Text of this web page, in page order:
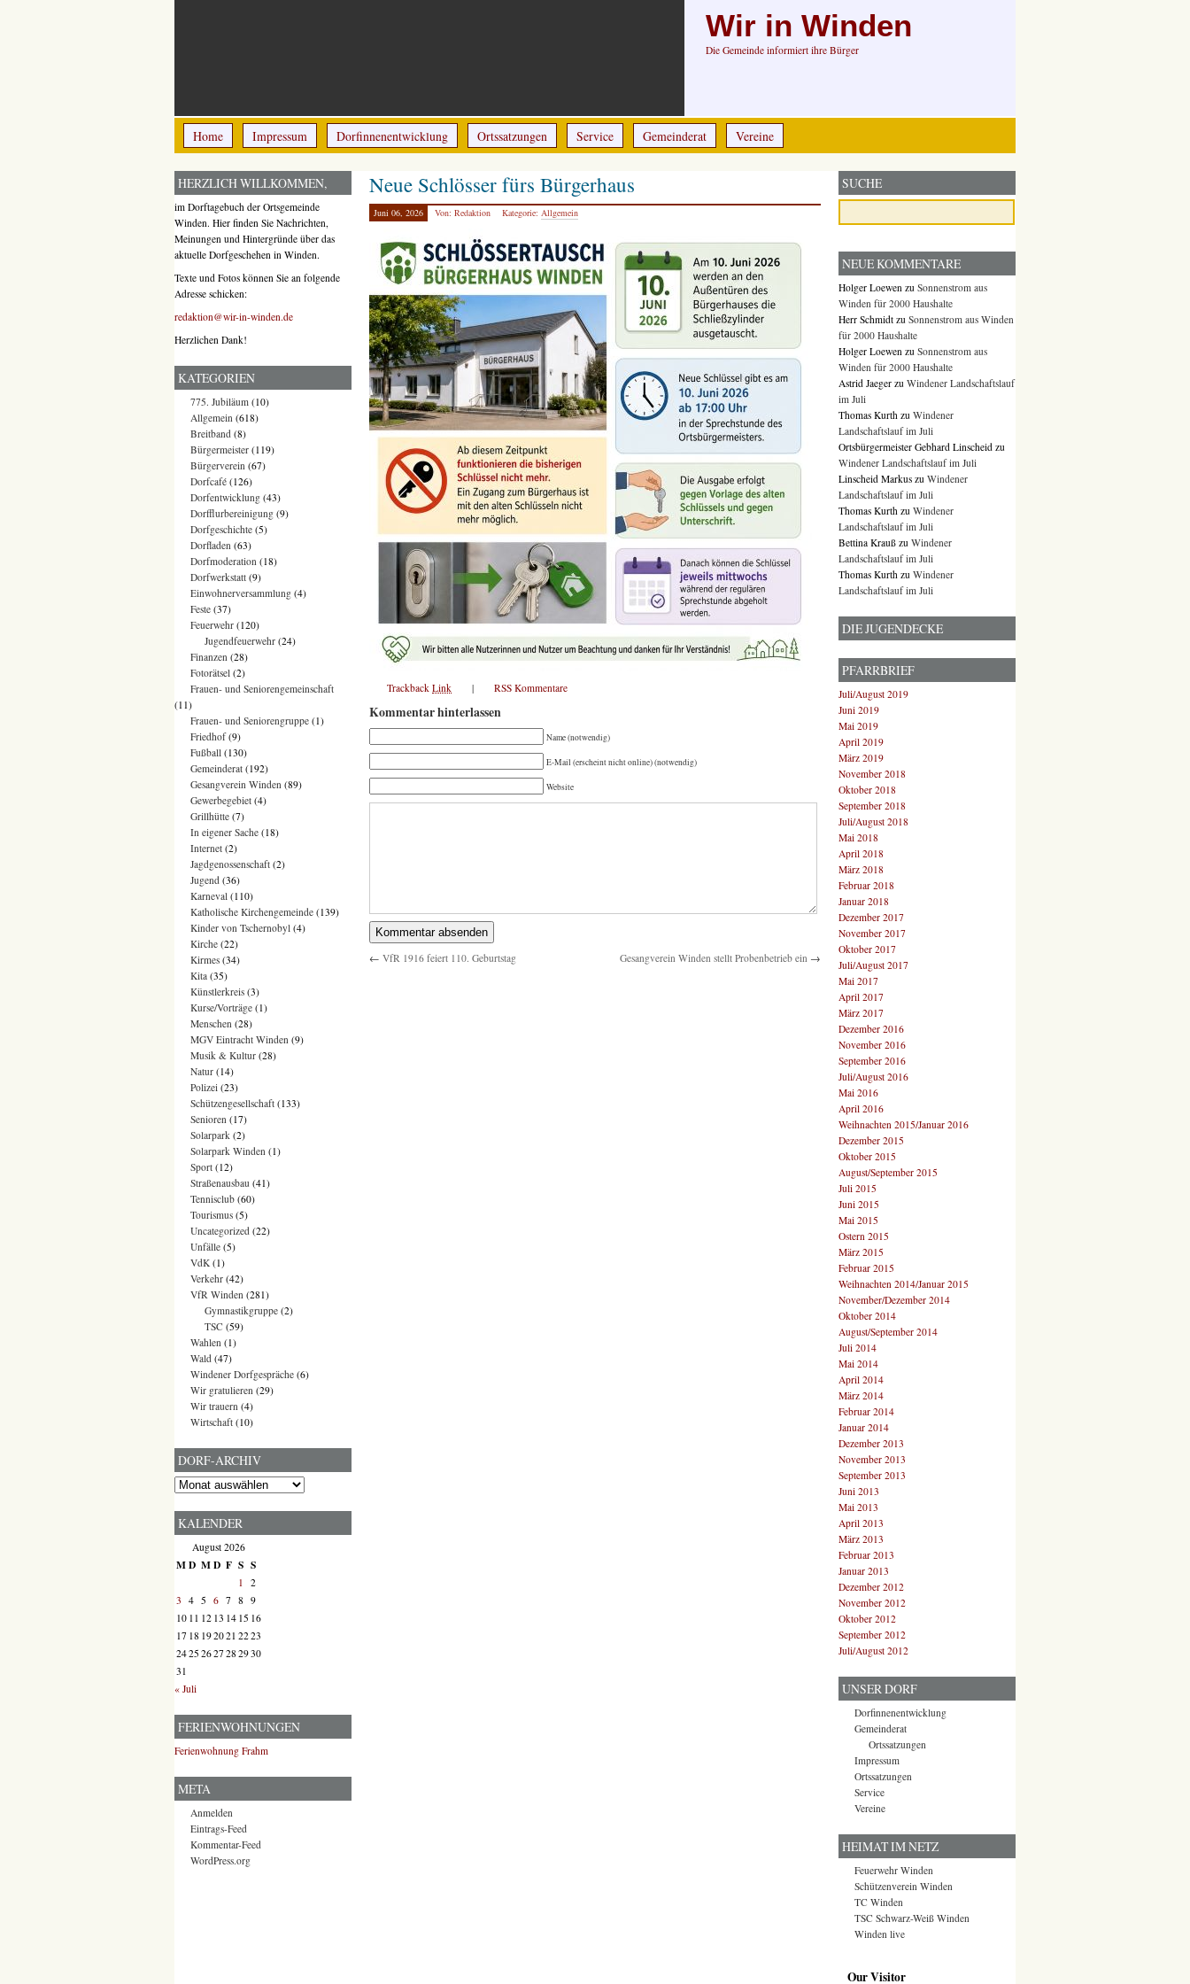
Wir in Winden
Die Gemeinde informiert ihre Bürger
Home Impressum Dorfinnenentwicklung Ortssatzungen Service Gemeinderat Vereine
Neue Schlösser fürs Bürgerhaus
Juni 06, 2026 Von: Redaktion Kategorie: Allgemein
Trackback Link | RSS Kommentare
Kommentar hinterlassen
Name (notwendig)
E-Mail (erscheint nicht online) (notwendig)
Website
← VfR 1916 feiert 110. Geburtstag Gesangverein Winden stellt Probenbetrieb ein →
HERZLICH WILLKOMMEN,
im Dorftagebuch der Ortsgemeinde
Winden. Hier finden Sie Nachrichten,
Meinungen und Hintergründe über das
aktuelle Dorfgeschehen in Winden.
Texte und Fotos können Sie an folgende
Adresse schicken:
redaktion@wir-in-winden.de
Herzlichen Dank!
KATEGORIEN
775. Jubiläum (10)
Allgemein (618)
Breitband (8)
Bürgermeister (119)
Bürgerverein (67)
Dorfcafé (126)
Dorfentwicklung (43)
Dorfflurbereinigung (9)
Dorfgeschichte (5)
Dorfladen (63)
Dorfmoderation (18)
Dorfwerkstatt (9)
Einwohnerversammlung (4)
Feste (37)
Feuerwehr (120)
Jugendfeuerwehr (24)
Finanzen (28)
Fotorätsel (2)
Frauen- und Seniorengemeinschaft
(11)
Frauen- und Seniorengruppe (1)
Friedhof(9)
Fußball (130)
Gemeinderat (192)
Gesangverein Winden (89)
Gewerbegebiet (4)
Grillhütte (7)
In eigener Sache (18)
Internet (2)
Jagdgenossenschaft (2)
Jugend (36)
Karneval (110)
Katholische Kirchengemeinde (139)
Kinder von Tschernobyl (4)
Kirche (22)
Kirmes (34)
Kita (35)
Künstlerkreis (3)
Kurse/Vorträge (1)
Menschen (28)
MGV Eintracht Winden (9)
Musik & Kultur (28)
Natur (14)
Polizei (23)
Schützengesellschaft (133)
Senioren (17)
Solarpark (2)
Solarpark Winden (1)
Sport (12)
Straßenausbau (41)
Tennisclub (60)
Tourismus (5)
Uncategorized (22)
Unfälle (5)
VdK (1)
Verkehr (42)
VfR Winden (281)
Gymnastikgruppe (2)
TSC (59)
Wahlen (1)
Wald (47)
Windener Dorfgespräche (6)
Wir gratulieren (29)
Wir trauern (4)
Wirtschaft (10)
DORF-ARCHIV
Dorf-
KALENDER
August 2026
MD MD F S S
1 2
3 4 5 6 7 8 9
10 11 12 13 14 15 16
17 18 192021 2223
2425 2627 28 2930
31
« Juli
FERIENWOHNUNGEN
Ferienwohnung Frahm
META
Anmelden
Eintrags-Feed
Kommentar-Feed
WordPress.org
SUCHE
NEUE KOMMENTARE
Holger Loewen zu Sonnenstrom aus
Winden für 2000 Haushalte
Herr Schmidt zu Sonnenstrom aus Winden
für 2000 Haushalte
Holger Loewen zu Sonnenstrom aus
Winden für 2000 Haushalte
Astrid Jaeger zu Windener Landschaftslauf
im Juli
Thomas Kurth zu Windener
Landschaftslauf im Juli
Ortsbürgermeister Gebhard Linscheid zu
Windener Landschaftslauf im Juli
Linscheid Markus zu Windener
Landschaftslauf im Juli
Thomas Kurth zu Windener
Landschaftslauf im Juli
Bettina Krauß zu Windener
Landschaftslauf im Juli
Thomas Kurth zu Windener
Landschaftslauf im Juli
DIE JUGENDECKE
PFARRBRIEF
Juli/August 2019
Juni 2019
Mai 2019
April 2019
März 2019
November 2018
Oktober 2018
September 2018
Juli/August 2018
Mai 2018
April 2018
März 2018
Februar 2018
Januar 2018
Dezember 2017
November 2017
Oktober 2017
Juli/August 2017
Mai 2017
April 2017
März 2017
Dezember 2016
November 2016
September 2016
Juli/August 2016
Mai 2016
April 2016
Weihnachten 2015/Januar 2016
Dezember 2015
Oktober 2015
August/September 2015
Juli 2015
Juni 2015
Mai 2015
Ostern 2015
März 2015
Februar 2015
Weihnachten 2014/Januar 2015
November/Dezember 2014
Oktober 2014
August/September 2014
Juli 2014
Mai 2014
April 2014
März 2014
Februar 2014
Januar 2014
Dezember 2013
November 2013
September 2013
Juni 2013
Mai 2013
April 2013
März 2013
Februar 2013
Januar 2013
Dezember 2012
November 2012
Oktober 2012
September 2012
Juli/August 2012
UNSER DORF
Dorfinnenentwicklung
Gemeinderat
Ortssatzungen
Impressum
Ortssatzungen
Service
Vereine
HEIMAT IM NETZ
Feuerwehr Winden
Schützenverein Winden
TC Winden
TSC Schwarz-Weiß Winden
Winden live
Our Visitor